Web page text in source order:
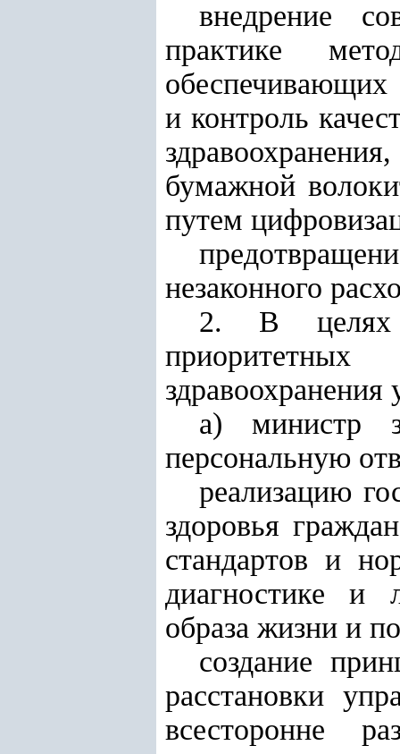
внедрение
практике
обеспечивающих
и контроль
бумажной
путем
незаконного
2. В целях
здравоохранения
а) министр
персональную
реализацию
здоровья
стандартов и
диагностике и
образа жизни и
создание
расстановки
всесторонне